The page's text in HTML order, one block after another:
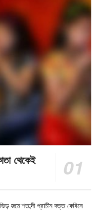
থেকেই
জমে শতাব্দী প্রাচীন দত্ত কেবিনে